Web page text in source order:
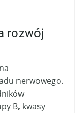
rozwój
nerwowego.
B, kwasy